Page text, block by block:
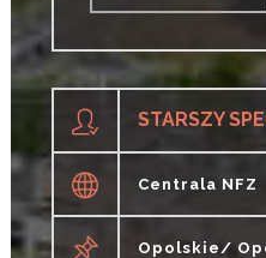
Centrala NFZ
Opolskie/